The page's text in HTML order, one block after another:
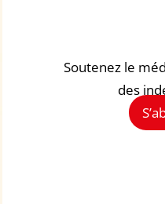
Soutenez le
des